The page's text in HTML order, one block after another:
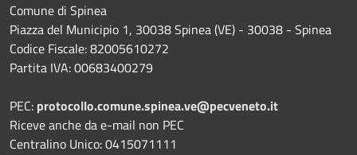
Comune di Spinea
Piazza del Municipio 1, 30038 Spinea (VE) - 30038 - Spinea
Codice Fiscale: 82005610272
Partita IVA: 00683400279
PEC: protocollo.comune.spinea.ve@pecveneto.it
Riceve anche da e-mail non PEC
Centralino Unico: 0415071111